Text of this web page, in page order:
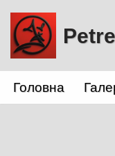
Перейти
до
Головна